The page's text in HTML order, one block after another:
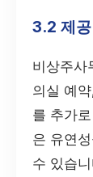
3.2 제
비상주사
의실 예
를 추가
은 유연
수 있습